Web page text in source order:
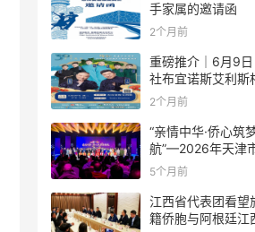
手家属的邀请函
2个月前
重磅推介｜6月9
社布宜诺斯艾利斯
场！国风曲艺邂逅
结！
2个月前
“亲情中华·侨心筑
航”—2026年天津
新春联谊活动成功
5个月前
江西省代表团看望
籍侨胞与阿根廷江